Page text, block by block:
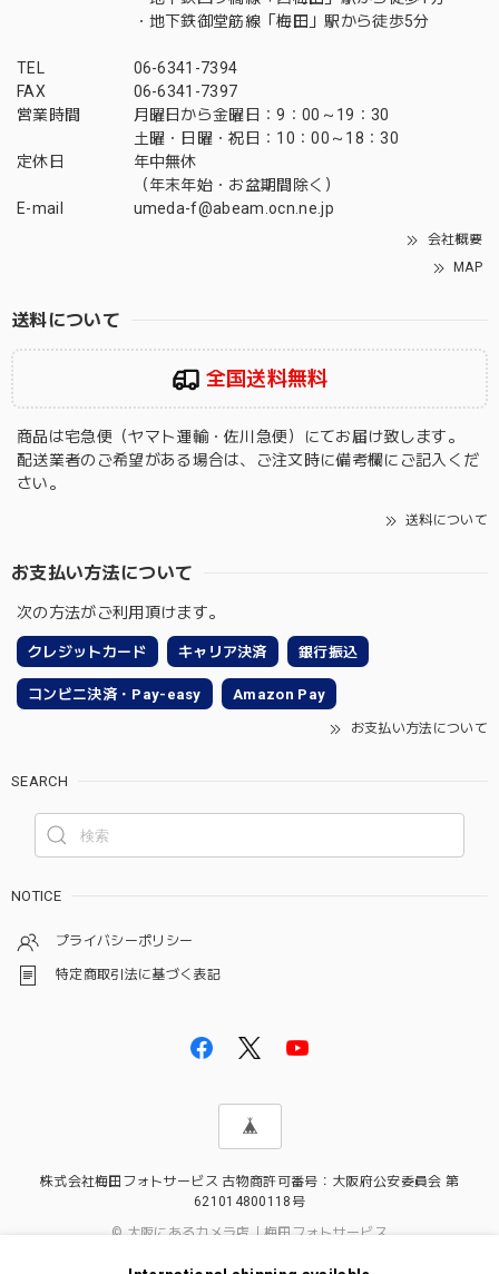
・地下鉄御堂筋線「梅田」駅から徒歩5分
TEL
06-6341-7394
FAX
06-6341-7397
営業時間
月曜日から金曜日：9：00～19：30
土曜・日曜・祝日：10：00～18：30
定休日
年中無休
（年末年始・お盆期間除く）
E-mail
umeda-f@abeam.ocn.ne.jp
会社概要
MAP
送料について
全国送料無料
商品は宅急便（ヤマト運輸・佐川急便）にてお届け致します。
配送業者のご希望がある場合は、ご注文時に備考欄にご記入くだ
さい。
送料について
お支払い方法について
次の方法がご利用頂けます。
クレジットカード キャリア決済 銀行振込
コンビニ決済・Pay-easy Amazon Pay
お支払い方法について
SEARCH
NOTICE
プライバシーポリシー
特定商取引法に基づく表記
株式会社梅田フォトサービス 古物商許可番号：大阪府公安委員会 第
621014800118号
© 大阪にあるカメラ店｜梅田フォトサービス